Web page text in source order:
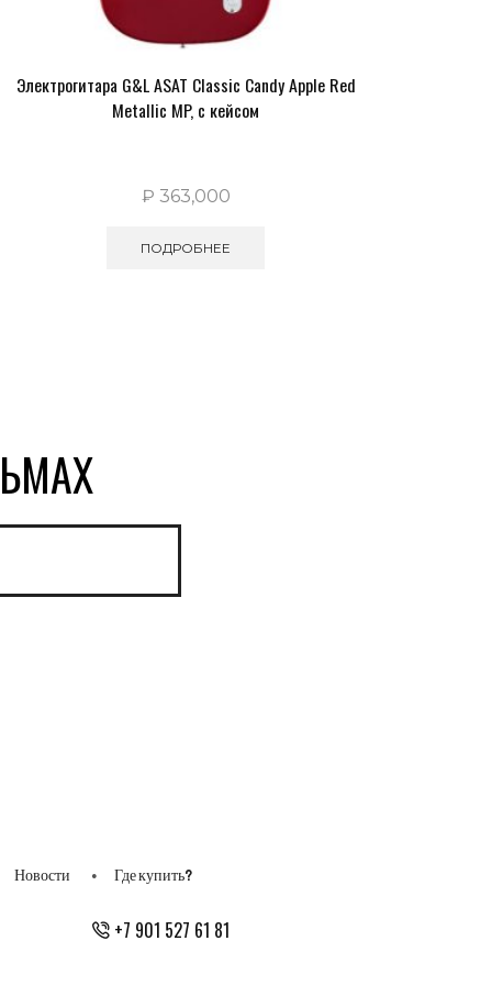
Электрогитара G&L ASAT Classic Candy Apple Red
Metallic MP, с кейсом
₽ 363,000
ПОДРОБНЕЕ
Новости Где купить?
+7 901 527 61 81